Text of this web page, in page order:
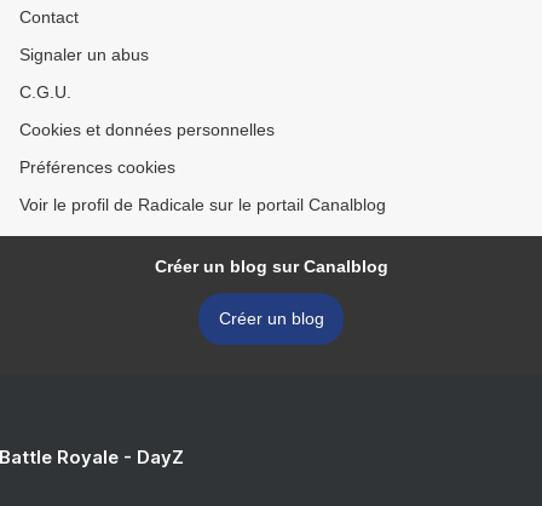
Contact
Signaler un abus
C.G.U.
Cookies et données personnelles
Préférences cookies
Voir le profil de Radicale sur le portail Canalblog
Créer un blog sur Canalblog
Créer un blog
Royale - DayZ